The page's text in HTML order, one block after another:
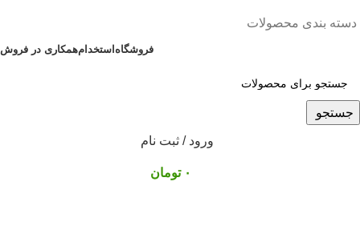
دسته بندی محصولات
فروشگاه استخدامهمکاری در فروش
جستجو
ورود / ثبت نام
۰ تومان